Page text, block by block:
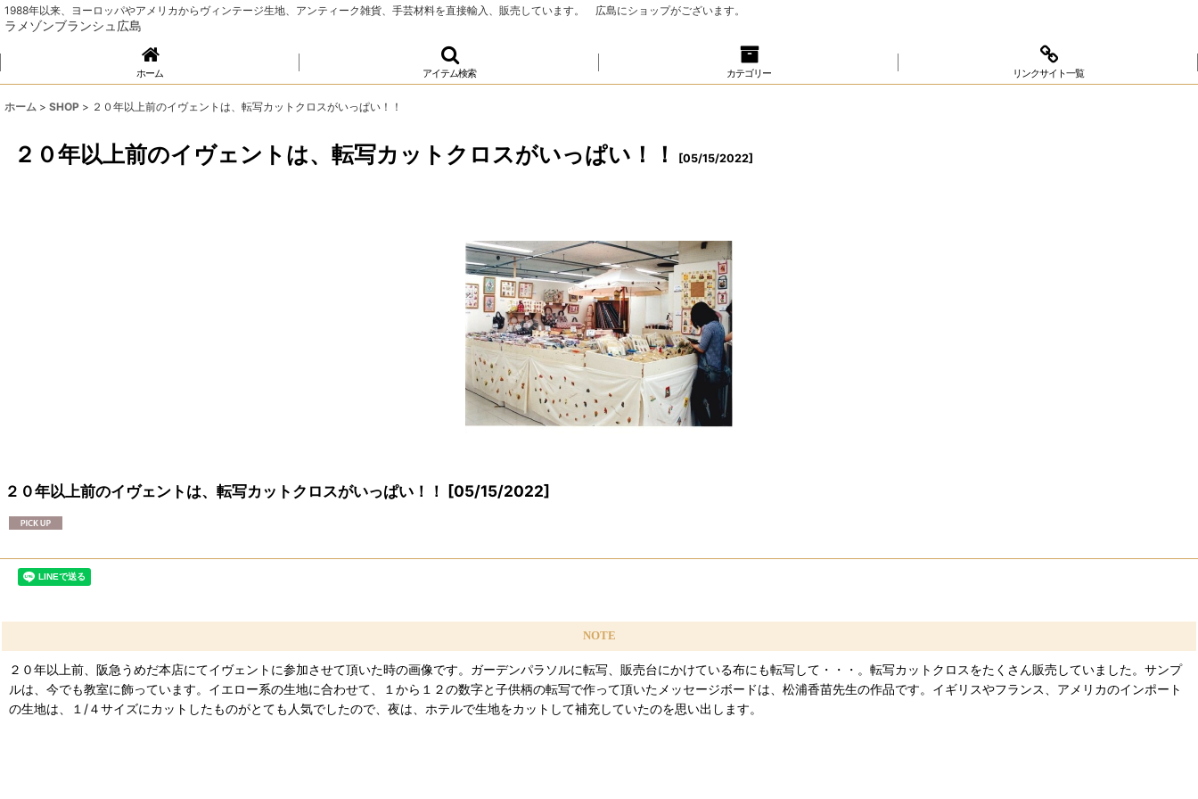
1988年以来、ヨーロッパやアメリカからヴィンテージ生地、アンティーク雑貨、手芸材料を直接輸入、販売しています。 広島にショップがございます。
ラメゾンブランシュ広島
ホーム アイテム検索 カテゴリー リンクサイト一覧
ホーム > SHOP > ２０年以上前のイヴェントは、転写カットクロスがいっぱい！！
２０年以上前のイヴェントは、転写カットクロスがいっぱい！！ [05/15/2022]
２０年以上前のイヴェントは、転写カットクロスがいっぱい！！ [05/15/2022]
NOTE
２０年以上前、阪急うめだ本店にてイヴェントに参加させて頂いた時の画像です。ガーデンパラソルに転写、販売台にかけている布にも転写して・・・。転写カットクロスをたくさん販売していました。サンプ
ルは、今でも教室に飾っています。イエロー系の生地に合わせて、１から１２の数字と子供柄の転写で作って頂いたメッセージボードは、松浦香苗先生の作品です。イギリスやフランス、アメリカのインポート
の生地は、１/４サイズにカットしたものがとても人気でしたので、夜は、ホテルで生地をカットして補充していたのを思い出します。